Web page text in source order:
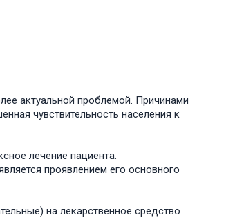
актуальной проблемой. Причинами
чувствительность населения к
лечение пациента.
проявлением его основного
на лекарственное средство